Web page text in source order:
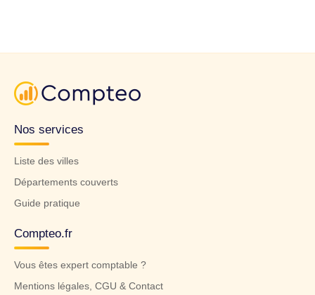
Nos services
Liste des villes
Départements couverts
Guide pratique
Compteo.fr
Vous êtes expert comptable ?
Mentions légales, CGU & Contact